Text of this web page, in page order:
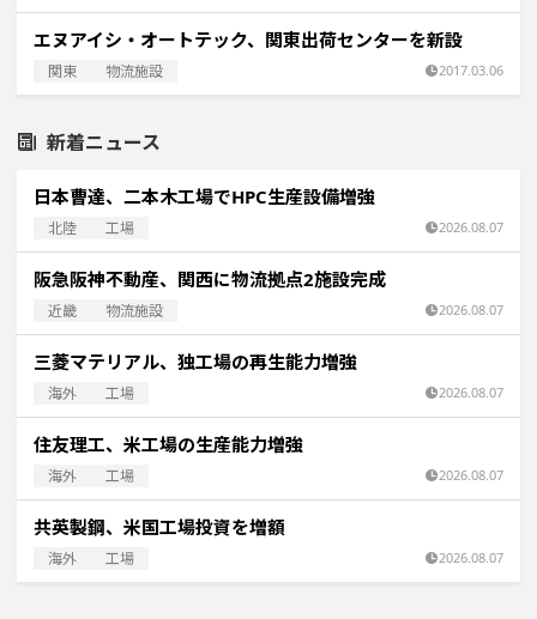
エヌアイシ・オートテック、関東出荷センターを新設
関東 物流施設 2017.03.06
新着ニュース
日本曹達、二本木工場でHPC生産設備増強
北陸 工場 2026.08.07
阪急阪神不動産、関西に物流拠点2施設完成
近畿 物流施設 2026.08.07
三菱マテリアル、独工場の再生能力増強
海外 工場 2026.08.07
住友理工、米工場の生産能力増強
海外 工場 2026.08.07
共英製鋼、米国工場投資を増額
海外 工場 2026.08.07